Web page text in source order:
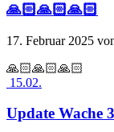
🙏🏻🙏🏻🙏🏻
17. Februar 2025
🙏🏻🙏🏻🙏🏻
15.02.
Update Wache